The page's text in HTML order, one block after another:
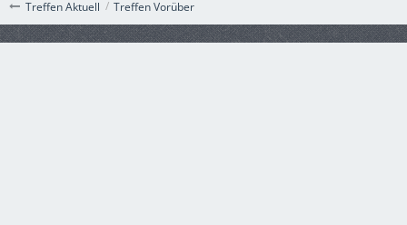
Treffen Aktuell Treffen Vorüber